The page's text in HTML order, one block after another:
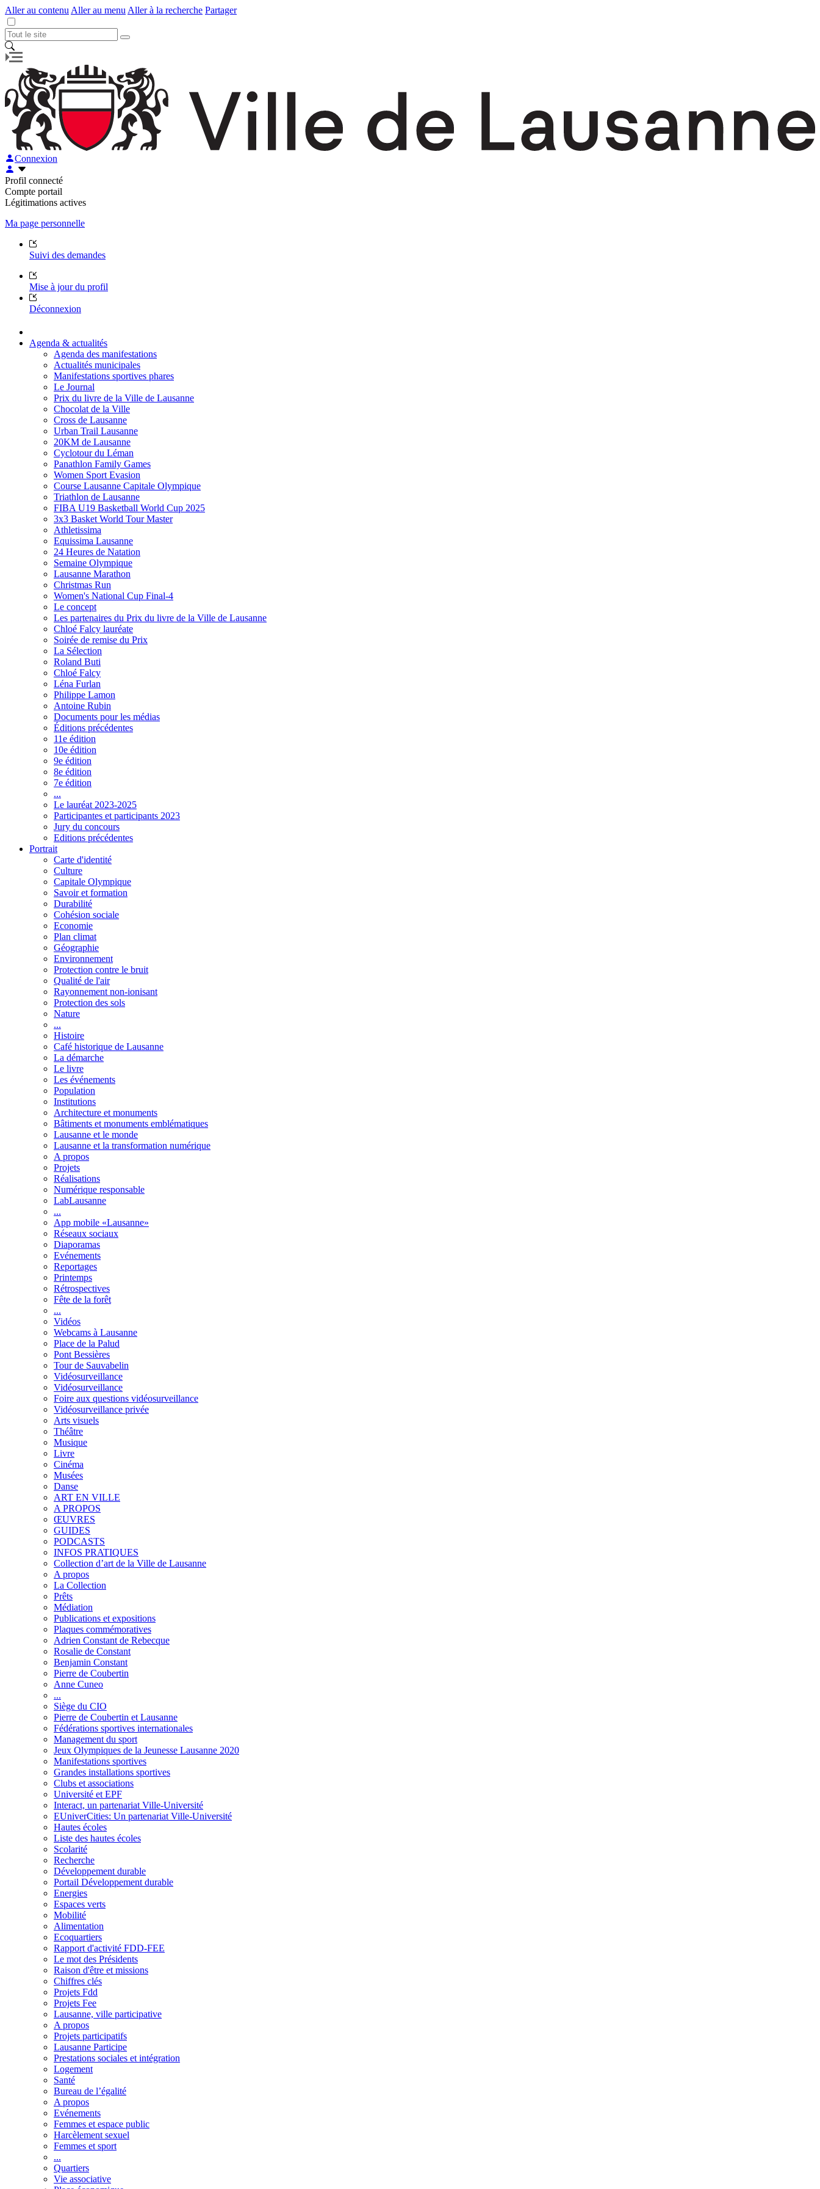
Aller au contenu Aller au menu Aller à la recherche Partager
Connexion
Profil connecté
Compte portail
Légitimations actives
Ma page personnelle
Suivi des demandes
Mise à jour du profil
Déconnexion
Agenda & actualités
Agenda des manifestations
Actualités municipales
Manifestations sportives phares
Le Journal
Prix du livre de la Ville de Lausanne
Chocolat de la Ville
Cross de Lausanne
Urban Trail Lausanne
20KM de Lausanne
Cyclotour du Léman
Panathlon Family Games
Women Sport Evasion
Course Lausanne Capitale Olympique
Triathlon de Lausanne
FIBA U19 Basketball World Cup 2025
3x3 Basket World Tour Master
Athletissima
Equissima Lausanne
24 Heures de Natation
Semaine Olympique
Lausanne Marathon
Christmas Run
Women's National Cup Final-4
Le concept
Les partenaires du Prix du livre de la Ville de Lausanne
Chloé Falcy lauréate
Soirée de remise du Prix
La Sélection
Roland Buti
Chloé Falcy
Léna Furlan
Philippe Lamon
Antoine Rubin
Documents pour les médias
Éditions précédentes
11e édition
10e édition
9e édition
8e édition
7e édition
...
Le lauréat 2023-2025
Participantes et participants 2023
Jury du concours
Editions précédentes
Portrait
Carte d'identité
Culture
Capitale Olympique
Savoir et formation
Durabilité
Cohésion sociale
Economie
Plan climat
Géographie
Environnement
Protection contre le bruit
Qualité de l'air
Rayonnement non-ionisant
Protection des sols
Nature
...
Histoire
Café historique de Lausanne
La démarche
Le livre
Les événements
Population
Institutions
Architecture et monuments
Bâtiments et monuments emblématiques
Lausanne et le monde
Lausanne et la transformation numérique
A propos
Projets
Réalisations
Numérique responsable
LabLausanne
...
App mobile «Lausanne»
Réseaux sociaux
Diaporamas
Evénements
Reportages
Printemps
Rétrospectives
Fête de la forêt
...
Vidéos
Webcams à Lausanne
Place de la Palud
Pont Bessières
Tour de Sauvabelin
Vidéosurveillance
Vidéosurveillance
Foire aux questions vidéosurveillance
Vidéosurveillance privée
Arts visuels
Théâtre
Musique
Livre
Cinéma
Musées
Danse
ART EN VILLE
A PROPOS
ŒUVRES
GUIDES
PODCASTS
INFOS PRATIQUES
Collection d’art de la Ville de Lausanne
A propos
La Collection
Prêts
Médiation
Publications et expositions
Plaques commémoratives
Adrien Constant de Rebecque
Rosalie de Constant
Benjamin Constant
Pierre de Coubertin
Anne Cuneo
...
Siège du CIO
Pierre de Coubertin et Lausanne
Fédérations sportives internationales
Management du sport
Jeux Olympiques de la Jeunesse Lausanne 2020
Manifestations sportives
Grandes installations sportives
Clubs et associations
Université et EPF
Interact, un partenariat Ville-Université
EUniverCities: Un partenariat Ville-Université
Hautes écoles
Liste des hautes écoles
Scolarité
Recherche
Développement durable
Portail Développement durable
Energies
Espaces verts
Mobilité
Alimentation
Ecoquartiers
Rapport d'activité FDD-FEE
Le mot des Présidents
Raison d'être et missions
Chiffres clés
Projets Fdd
Projets Fee
Lausanne, ville participative
A propos
Projets participatifs
Lausanne Participe
Prestations sociales et intégration
Logement
Santé
Bureau de l’égalité
A propos
Evénements
Femmes et espace public
Harcèlement sexuel
Femmes et sport
...
Quartiers
Vie associative